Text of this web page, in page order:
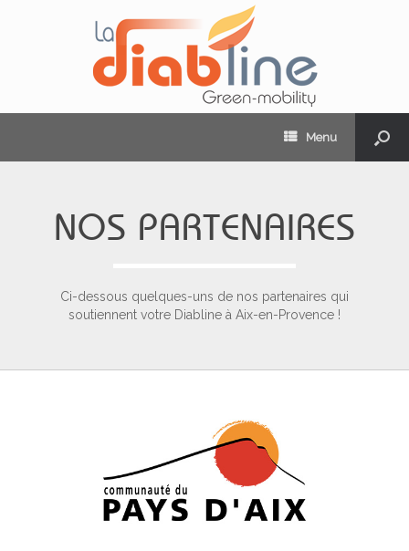
Menu
NOS PARTENAIRES
Ci-dessous quelques-uns de nos partenaires qui
soutiennent votre Diabline à Aix-en-Provence !